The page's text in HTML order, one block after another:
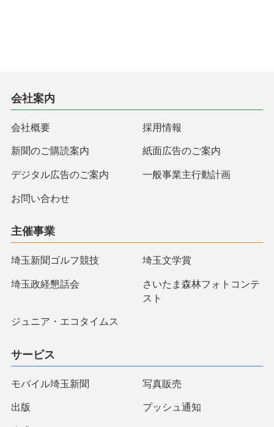
会社案内
会社概要 採用情報
新聞のご購読案内 紙面広告のご案内
デジタル広告のご案内 一般事業主行動計画
お問い合わせ
主催事業
埼玉新聞ゴルフ競技 埼玉文学賞
埼玉政経懇話会
さいたま森林フォトコンテ
スト
ジュニア・エコタイムス
サービス
モバイル埼玉新聞 写真販売
出版 プッシュ通知